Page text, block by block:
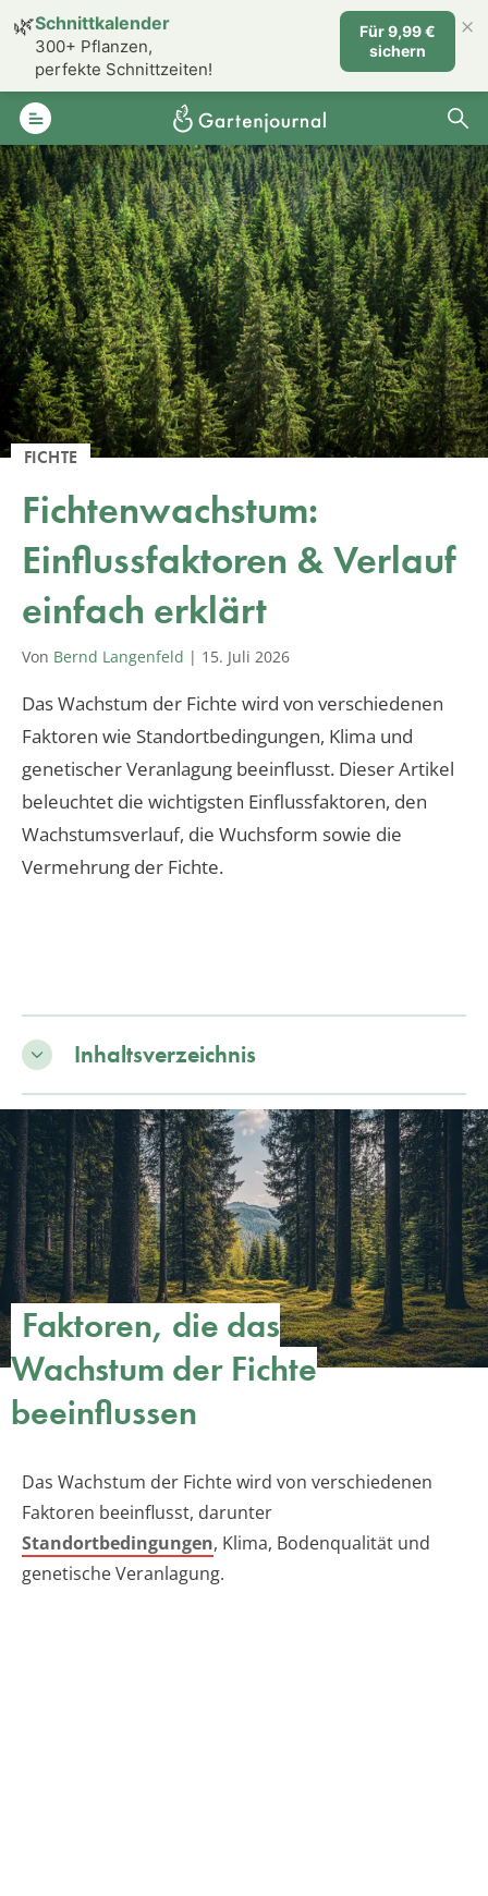
FICHTE
Fichtenwachstum:
Einflussfaktoren & Verlauf
einfach erklärt
Von Bernd Langenfeld | 15. Juli 2026
Das Wachstum der Fichte wird von verschiedenen
Faktoren wie Standortbedingungen, Klima und
genetischer Veranlagung beeinflusst. Dieser Artikel
beleuchtet die wichtigsten Einflussfaktoren, den
Wachstumsverlauf, die Wuchsform sowie die
Vermehrung der Fichte.
Inhaltsverzeichnis
Faktoren, die das
Wachstum der Fichte
beeinflussen
Das Wachstum der Fichte wird von verschiedenen
Faktoren beeinflusst, darunter
Standortbedingungen, Klima, Bodenqualität und
genetische Veranlagung.
🌿Schnittkalender
300+ Pflanzen,
perfekte Schnittzeiten!
Für 9,99 €
sichern
×